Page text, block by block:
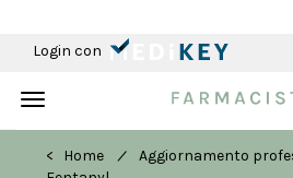
Login con
Toggle
< Home
/ Aggiornamento